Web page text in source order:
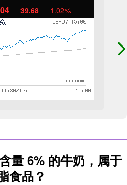
39.68 1.02%
量 6% 的牛奶，属于
食品？